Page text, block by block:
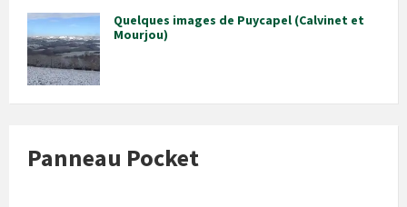
Quelques images de Puycapel (Calvinet et
Mourjou)
Panneau Pocket